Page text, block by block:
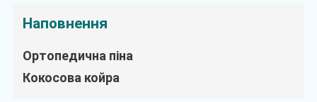
Наповнення
Ортопедична піна
Кокосова койра